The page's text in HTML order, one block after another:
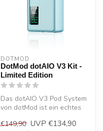
DOTMOD
DotMod dotAIO V3 Kit -
Limited Edition
Das dotAIO V3 Pod System
von dotMod ist ein echtes
für ...
€149,90 UVP €134,90